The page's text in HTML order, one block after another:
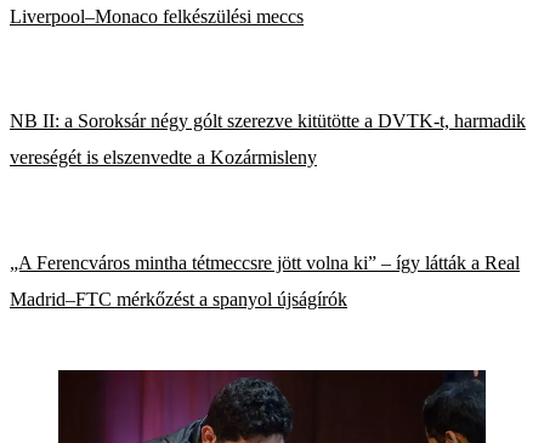
Liverpool–Monaco felkészülési meccs
NB II: a Soroksár négy gólt szerezve kitütötte a DVTK-t, harmadik
vereségét is elszenvedte a Kozármisleny
„A Ferencváros mintha tétmeccsre jött volna ki” – így látták a Real
Madrid–FTC mérkőzést a spanyol újságírók